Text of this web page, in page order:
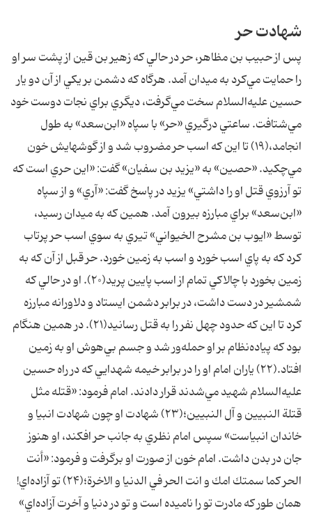
شهادت حر
پس از حبيب بن مظاهر، حر در حالي كه زهير بن قين از پشت سر او
را حمايت مي‌كرد به ميدان آمد. هرگاه كه دشمن بر يكي از آن دو يار
حسين عليه‌السلام سخت مي‌گرفت، ديگري براي نجات دوست خود
مي‌شتافت. ساعتي درگيري «حر» با سپاه «ابن‌سعد» به طول
انجامد،(۱۹) تا اين كه اسب حر مضروب شد و از گوشهايش خون
مي‌چكيد. «حصين» به «يزيد بن سفيان» گفت: «اين حري است كه
تو آرزوي قتل او را داشتي» يزيد در پاسخ گفت: «آري» و از سپاه
«ابن‌سعد» براي مبارزه بيرون آمد. همين كه به ميدان رسيد،
توسط «ايوب بن مشرح الخيواني» تيري به سوي اسب حر پرتاب
كرد كه به پاي اسب خورد و اسب به زمين خورد. حر قبل از آن كه به
زمين بخورد با چالاكي تمام از اسب پايين پريد(۲۰). او در حالي كه
شمشير در دست داشت، در برابر دشمن ايستاد و دلاورانه مبارزه
كرد تا اين كه حدود چهل نفر را به قتل رسانيد(۲۱). در همين هنگام
بود كه پياده‌نظام بر او حمله‌ور شد و جسم بي‌هوش او به زمين
افتاد.(۲۲) ياران امام او را در برابر خيمه شهدايي كه در راه حسين
عليه‌السلام شهيد مي‌شدند قرار دادند. امام فرمود: «قتله مثل
قتلة النبيين و آل النبيين؛(۲۳) شهادت او چون شهادت انبيا و
خاندان انبياست» سپس امام نظري به جانب حر افكند، او هنوز
جان در بدن داشت. امام خون از صورت او برگرفت و فرمود: «أنت
الحر كما سمتك امك و انت الحر في الدنيا و الاخرة؛(۲۴) تو آزاده‌اي!
همان طور كه مادرت تو را ناميده است و تو در دنيا و آخرت آزاده‌اي»